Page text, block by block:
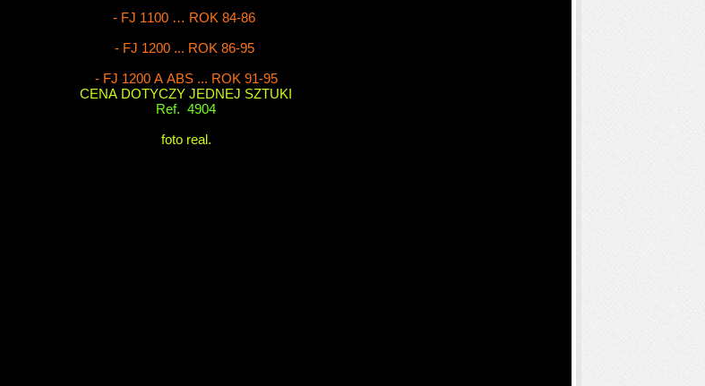
- FJ 1100 … ROK 84-86
- FJ 1200 ... ROK 86-95
- FJ 1200 A ABS ... ROK 91-95
CENA DOTYCZY JEDNEJ SZTUKI
Ref. 4904
foto real.